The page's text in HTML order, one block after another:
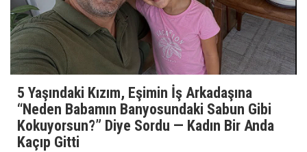
5 Yaşındaki Kızım, Eşimin İş Arkadaşına
“Neden Babamın Banyosundaki Sabun Gibi
Kokuyorsun?” Diye Sordu — Kadın Bir Anda
Kaçıp Gitti